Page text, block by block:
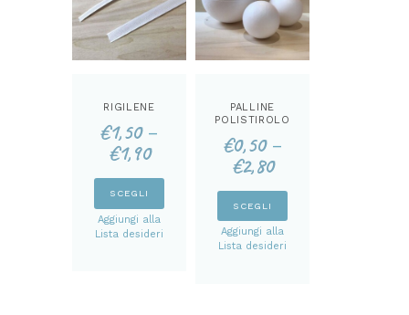
RIGILENE
€1,50–
€1,90
SCEGLI
Aggiungi alla
Lista desideri
PALLINE
POLISTIROLO
€0,50–
€2,80
SCEGLI
Aggiungi alla
Lista desideri